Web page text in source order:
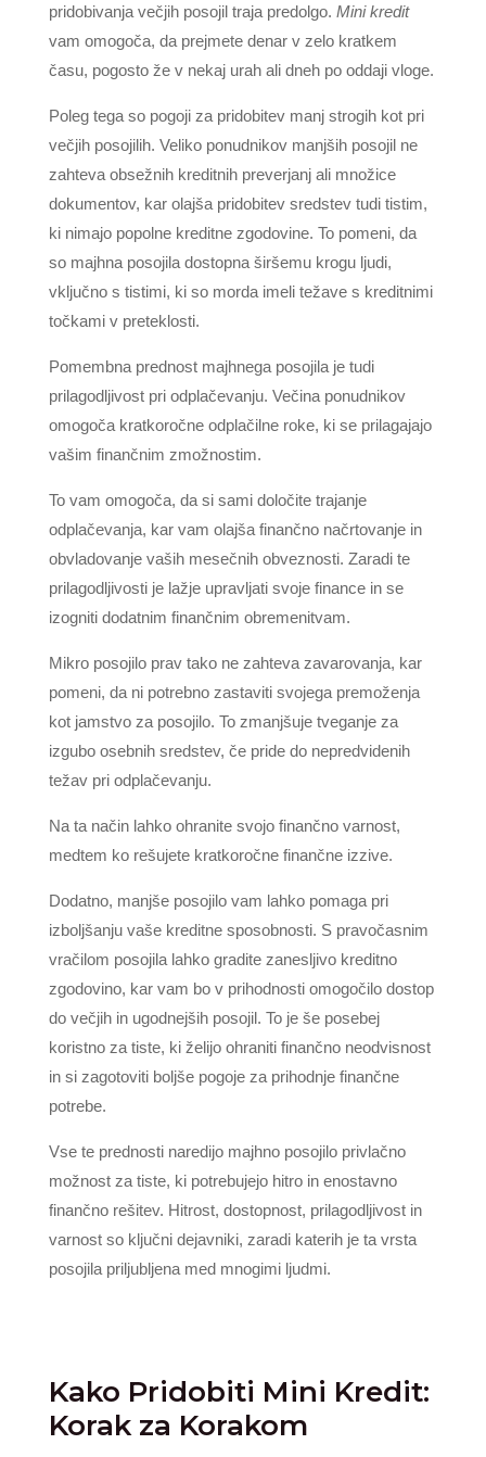
pridobivanja večjih posojil traja predolgo. Mini kredit
vam omogoča, da prejmete denar v zelo kratkem
času, pogosto že v nekaj urah ali dneh po oddaji vloge.
Poleg tega so pogoji za pridobitev manj strogih kot pri
večjih posojilih. Veliko ponudnikov manjših posojil ne
zahteva obsežnih kreditnih preverjanj ali množice
dokumentov, kar olajša pridobitev sredstev tudi tistim,
ki nimajo popolne kreditne zgodovine. To pomeni, da
so majhna posojila dostopna širšemu krogu ljudi,
vključno s tistimi, ki so morda imeli težave s kreditnimi
točkami v preteklosti.
Pomembna prednost majhnega posojila je tudi
prilagodljivost pri odplačevanju. Večina ponudnikov
omogoča kratkoročne odplačilne roke, ki se prilagajajo
vašim finančnim zmožnostim.
To vam omogoča, da si sami določite trajanje
odplačevanja, kar vam olajša finančno načrtovanje in
obvladovanje vaših mesečnih obveznosti. Zaradi te
prilagodljivosti je lažje upravljati svoje finance in se
izogniti dodatnim finančnim obremenitvam.
Mikro posojilo prav tako ne zahteva zavarovanja, kar
pomeni, da ni potrebno zastaviti svojega premoženja
kot jamstvo za posojilo. To zmanjšuje tveganje za
izgubo osebnih sredstev, če pride do nepredvidenih
težav pri odplačevanju.
Na ta način lahko ohranite svojo finančno varnost,
medtem ko rešujete kratkoročne finančne izzive.
Dodatno, manjše posojilo vam lahko pomaga pri
izboljšanju vaše kreditne sposobnosti. S pravočasnim
vračilom posojila lahko gradite zanesljivo kreditno
zgodovino, kar vam bo v prihodnosti omogočilo dostop
do večjih in ugodnejših posojil. To je še posebej
koristno za tiste, ki želijo ohraniti finančno neodvisnost
in si zagotoviti boljše pogoje za prihodnje finančne
potrebe.
Vse te prednosti naredijo majhno posojilo privlačno
možnost za tiste, ki potrebujejo hitro in enostavno
finančno rešitev. Hitrost, dostopnost, prilagodljivost in
varnost so ključni dejavniki, zaradi katerih je ta vrsta
posojila priljubljena med mnogimi ljudmi.
Kako Pridobiti Mini Kredit:
Korak za Korakom